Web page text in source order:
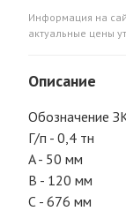
Информация на
актуальные цены
Описание
Обозначение
Г/п - 0,4 тн
A - 50 мм
В - 120 мм
С - 676 мм